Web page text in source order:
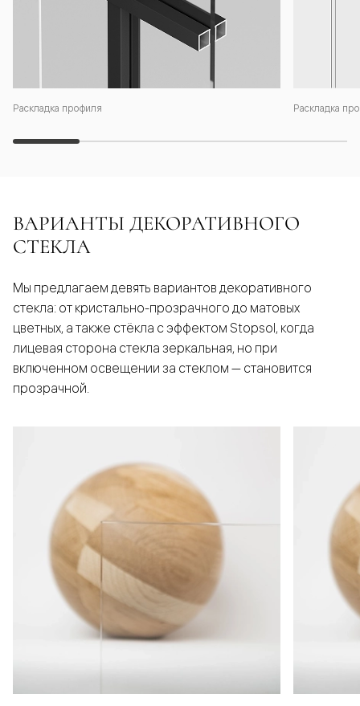
Раскладка профиля Раскладка
ВАРИАНТЫ ДЕКОРАТИВНОГО
СТЕКЛА
Мы предлагаем девять вариантов декоративного
стекла: от кристально-прозрачного до матовых
цветных, а также стёкла с эффектом Stopsol, когда
лицевая сторона стекла зеркальная, но при
включенном освещении за стеклом — становится
прозрачной.